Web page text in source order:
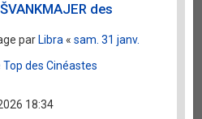
des
par Libra «sam. 31 janv.
Top des Cinéastes
18:34